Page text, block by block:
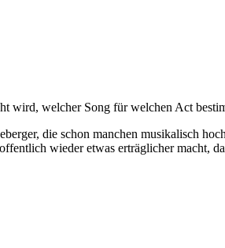
wird, welcher Song für welchen Act
die schon manchen musikalisch
wieder etwas erträglicher macht,